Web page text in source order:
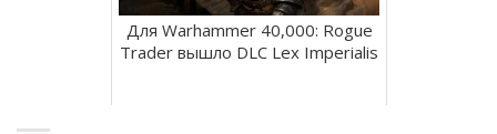
Для Warhammer 40,000: Rogue
Trader вышло DLC Lex Imperialis